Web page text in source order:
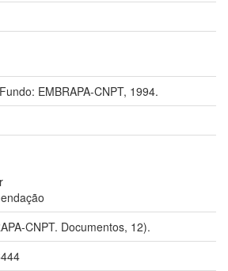
EMBRAPA-CNPT, 1994.
CNPT. Documentos, 12).